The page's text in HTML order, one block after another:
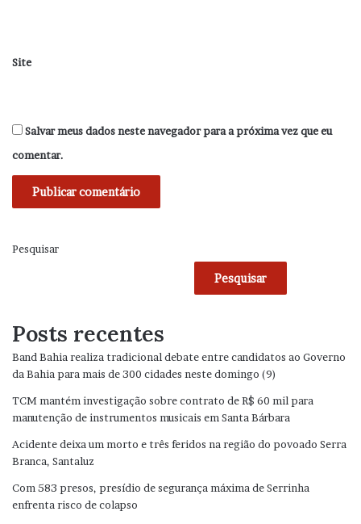
Site
Salvar meus dados neste navegador para a próxima vez que eu
comentar.
Pesquisar
Pesquisar
Posts recentes
Band Bahia realiza tradicional debate entre candidatos ao Governo
da Bahia para mais de 300 cidades neste domingo (9)
TCM mantém investigação sobre contrato de R$ 60 mil para
manutenção de instrumentos musicais em Santa Bárbara
Acidente deixa um morto e três feridos na região do povoado Serra
Branca, Santaluz
Com 583 presos, presídio de segurança máxima de Serrinha
enfrenta risco de colapso